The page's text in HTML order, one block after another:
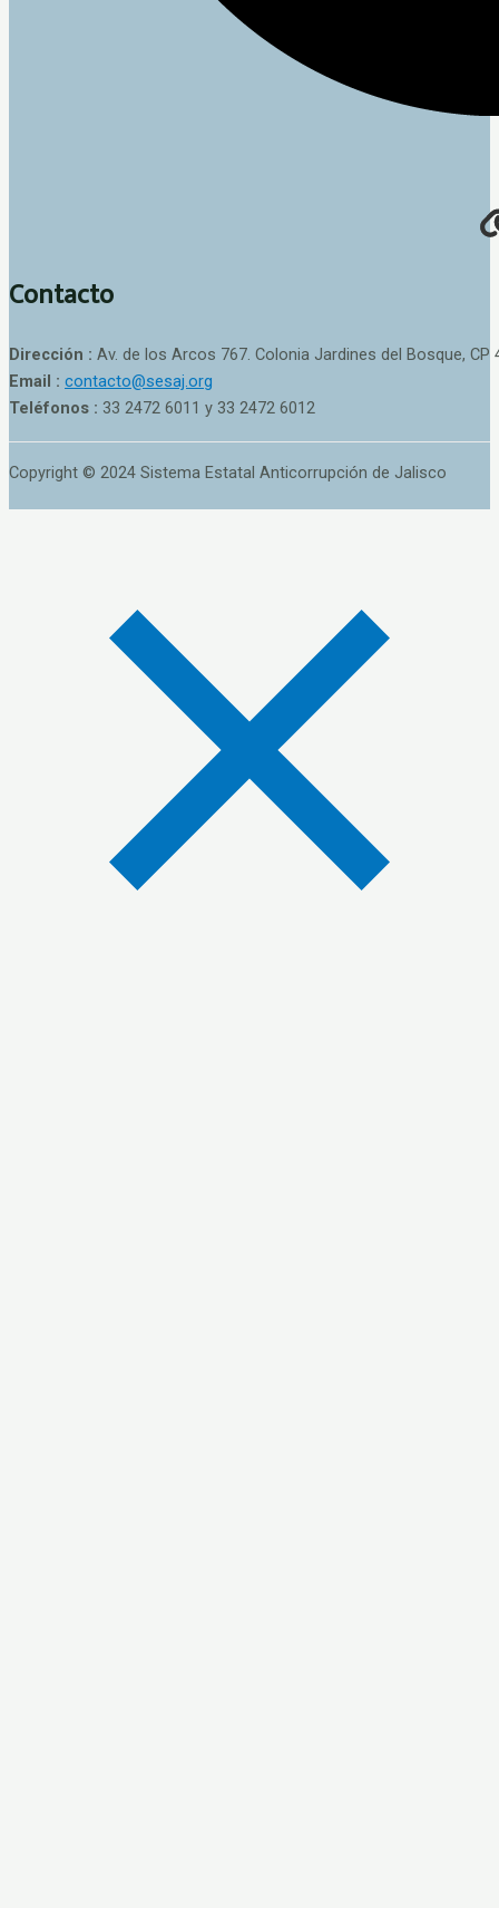
Contacto
Dirección : Av. de los Arcos 767. Colonia Jardines del Bosque, CP
Email : contacto@sesaj.org
Teléfonos : 33 2472 6011 y 33 2472 6012
Copyright © 2024 Sistema Estatal Anticorrupción de Jalisco